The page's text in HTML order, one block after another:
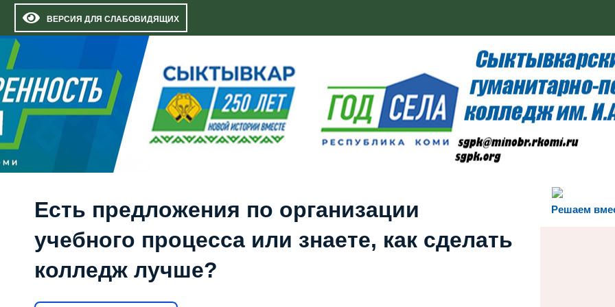
ВЕРСИЯ ДЛЯ СЛАБОВИДЯЩИХ
Решаем
Есть предложения по организации
учебного процесса или знаете, как сделать
колледж лучше?